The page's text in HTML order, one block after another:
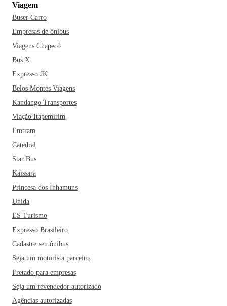
Viagem
Buser Carro
Empresas de ônibus
Viagens Chapecó
Bus X
Expresso JK
Belos Montes Viagens
Kandango Transportes
Viação Itapemirim
Emtram
Catedral
Star Bus
Kaissara
Princesa dos Inhamuns
Unida
ES Turismo
Expresso Brasileiro
Cadastre seu ônibus
Seja um motorista parceiro
Fretado para empresas
Seja um revendedor autorizado
Agências autorizadas